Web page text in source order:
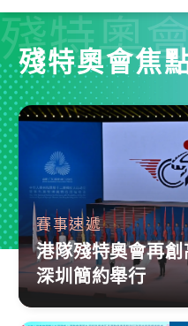
殘特奧
殘特奧會焦
賽事速遞
港隊殘特奧會再
深圳簡約舉行